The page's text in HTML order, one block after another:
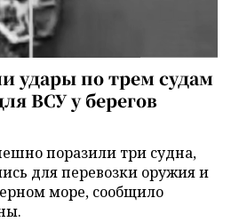
удары по трем судам
ВСУ у берегов
поразили три судна,
для перевозки оружия и
море, сообщило